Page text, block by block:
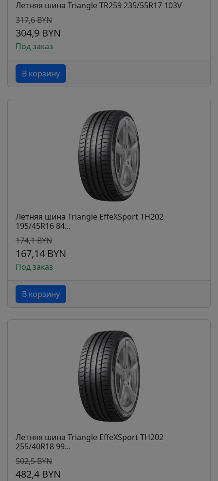
Летняя шина Triangle TR259 235/55R17 103V
317,6 BYN
304,9 BYN
Под заказ
В корзину
Летняя шина Triangle EffeXSport TH202
195/45R16 84...
174,1 BYN
167,14 BYN
Под заказ
В корзину
Летняя шина Triangle EffeXSport TH202
255/40R18 99...
502,5 BYN
482,4 BYN